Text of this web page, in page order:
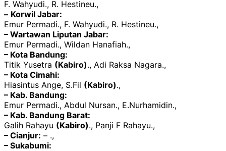
F. Wahyudi., R. Hestineu.,
– Korwil Jabar:
Emur Permadi., F. Wahyudi., R. Hestineu.,
– Wartawan Liputan Jabar:
Emur Permadi., Wildan Hanafiah.,
– Kota Bandung:
Titik Yusetra (Kabiro)., Adi Raksa Nagara.,
– Kota Cimahi:
Hiasintus Ange, S.Fil (Kabiro).,
– Kab. Bandung:
Emur Permadi., Abdul Nursan., E.Nurhamidin.,
– Kab. Bandung Barat:
Galih Rahayu (Kabiro)., Panji F Rahayu.,
– Cianjur: – .,
– Sukabumi: